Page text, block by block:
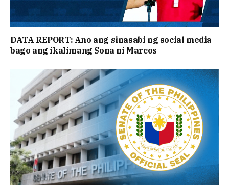
DATA REPORT: Ano ang sinasabi ng social media
bago ang ikalimang Sona ni Marcos